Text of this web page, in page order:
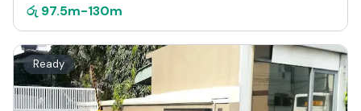
රු 97.5m-130m
Ready